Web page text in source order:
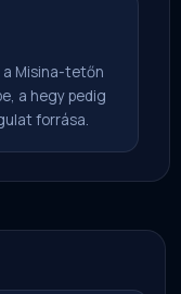
a Misina-tetőn
a hegy pedig
forrása.